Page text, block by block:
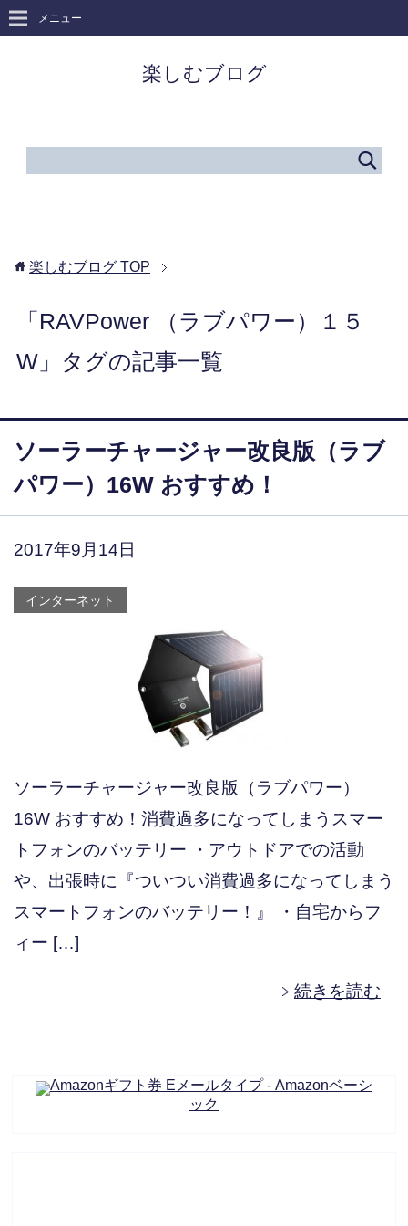
楽しむブログ
メニュー
楽しむブログ TOP
「RAVPower （ラブパワー）１５
W」タグの記事一覧
ソーラーチャージャー改良版（ラブ
パワー）16W おすすめ！
2017年9月14日
インターネット
ソーラーチャージャー改良版（ラブパワー）
16W おすすめ！消費過多になってしまうスマー
トフォンのバッテリー ・アウトドアでの活動
や、出張時に『ついつい消費過多になってしまう
スマートフォンのバッテリー！』 ・自宅からフ
ィー […]
続きを読む
Amazonギフト券 Eメールタイプ - Amazonベーシ
ック